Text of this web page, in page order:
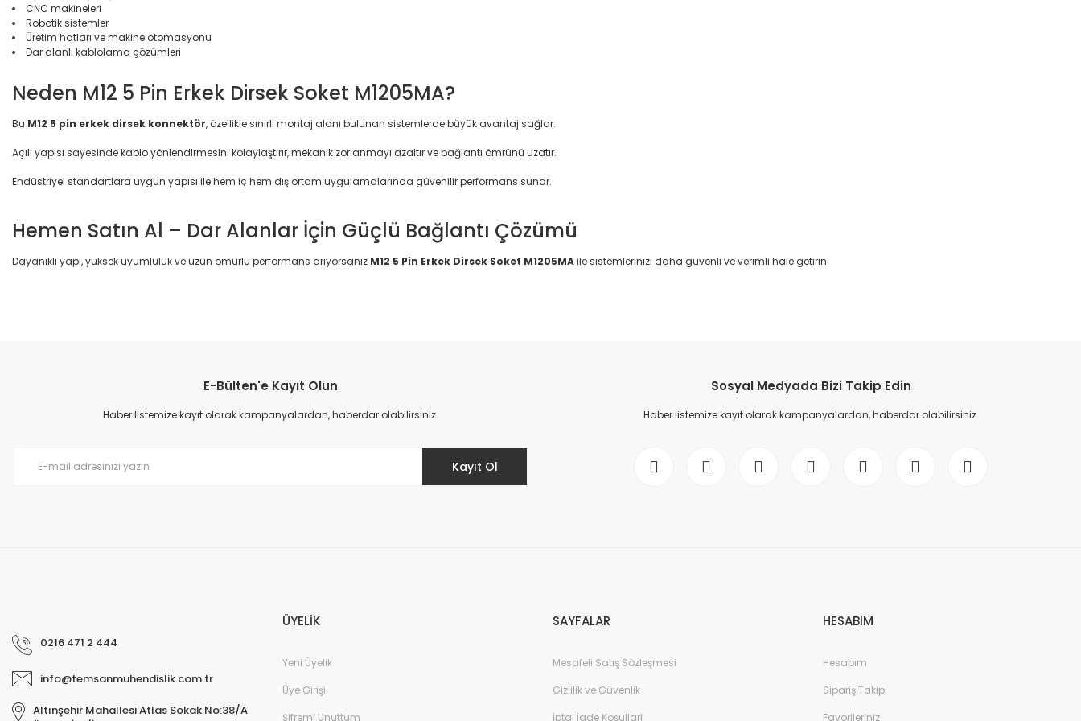
CNC makineleri
Robotik sistemler
Üretim hatları ve makine otomasyonu
Dar alanlı kablolama çözümleri
Neden M12 5 Pin Erkek Dirsek Soket M1205MA?
Bu M12 5 pin erkek dirsek konnektör, özellikle sınırlı montaj alanı bulunan sistemlerde büyük avantaj sağlar.
Açılı yapısı sayesinde kablo yönlendirmesini kolaylaştırır, mekanik zorlanmayı azaltır ve bağlantı ömrünü uzatır.
Endüstriyel standartlara uygun yapısı ile hem iç hem dış ortam uygulamalarında güvenilir performans sunar.
Hemen Satın Al – Dar Alanlar İçin Güçlü Bağlantı Çözümü
Dayanıklı yapı, yüksek uyumluluk ve uzun ömürlü performans arıyorsanız M12 5 Pin Erkek Dirsek Soket M1205MAile sistemlerinizi daha güvenli ve verimli hale getirin.
Ürün resmi kalitesiz, bozuk veya görüntülenemiyor.
Ürün açıklamasında eksik bilgiler bulunuyor.
E-Bülten'e Kayıt Olun
Haber listemize kayıt olarak kampanyalardan, haberdar olabilirsiniz.
Kayıt Ol
Sosyal Medyada Bizi Takip Edin
Haber listemize kayıt olarak kampanyalardan, haberdar olabilirsiniz.
0216 471 2 444
info@temsanmuhendislik.com.tr
Altınşehir Mahallesi Atlas Sokak No:38/A
ÜYELİK
Yeni Üyelik
Üye Girişi
Şifremi Unuttum
SAYFALAR
Mesafeli Satış Sözleşmesi
Gizlilik ve Güvenlik
İptal İade Koşullari
HESABIM
Hesabım
Sipariş Takip
Favorileriniz